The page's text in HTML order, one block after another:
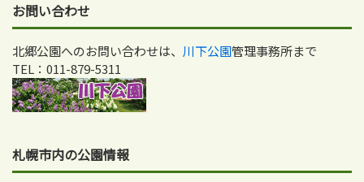
お問い合わせ
北郷公園へのお問い合わせは、 川下公園管理事務所まで
TEL：011-879-5311
札幌市内の公園情報